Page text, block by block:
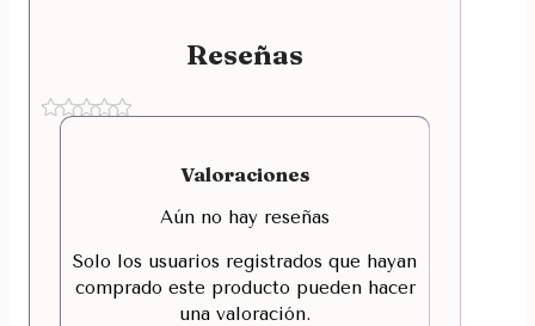
Reseñas
Valoraciones
Aún no hay reseñas
Solo los usuarios registrados que hayan
comprado este producto pueden hacer
una valoración.